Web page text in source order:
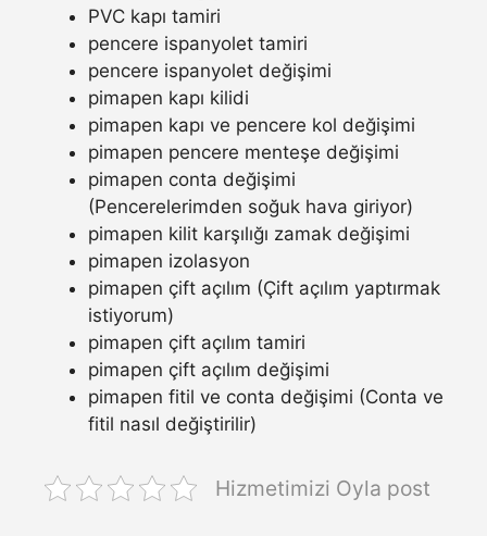
PVC kapı tamiri
pencere ispanyolet tamiri
pencere ispanyolet değişimi
pimapen kapı kilidi
pimapen kapı ve pencere kol değişimi
pimapen pencere menteşe değişimi
pimapen conta değişimi
(Pencerelerimden soğuk hava giriyor)
pimapen kilit karşılığı zamak değişimi
pimapen izolasyon
pimapen çift açılım (Çift açılım yaptırmak
istiyorum)
pimapen çift açılım tamiri
pimapen çift açılım değişimi
pimapen fitil ve conta değişimi (Conta ve
fitil nasıl değiştirilir)
Hizmetimizi Oyla post